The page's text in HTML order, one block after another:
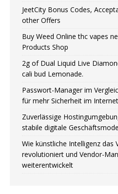
JeetCity Bonus Codes,
other Offers
Buy Weed Online thc vapes
Products Shop
2g of Dual Liquid Live
cali bud Lemonade.
Passwort-Manager im
für mehr Sicherheit im Internet
Zuverlässige
stabile digitale
Wie künstliche Intelligenz das
revolutioniert und Vendor-
weiterentwickelt